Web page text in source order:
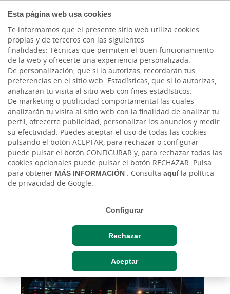
Esta página web usa cookies
Te informamos que el presente sitio web utiliza cookies
propias y de terceros con las siguientes
finalidades: Técnicas que permiten el buen funcionamiento
de la web y ofrecerte una experiencia personalizada.
De personalización, que si lo autorizas, recordarán tus
preferencias en el sitio web. Estadísticas, que si lo autorizas,
analizarán tu visita al sitio web con fines estadísticos.
De marketing o publicidad comportamental las cuales
analizarán tu visita al sitio web con la finalidad de analizar tu
perfil, ofrecerte publicidad, personalizar los anuncios y medir
su efectividad. Puedes aceptar el uso de todas las cookies
pulsando el botón ACEPTAR, para rechazar o configurar
puede pulsar el botón CONFIGURAR y, para rechazar todas las
cookies opcionales puede pulsar el botón RECHAZAR. Pulsa
para obtener MÁS INFORMACIÓN . Consulta aquíla política
de privacidad de Google.
Configurar
Rechazar
Aceptar
Actualidad
Conoce cuáles son los
principales índices
mundiales
Mié, 03/12/2025 - 12:00
funcionan y cuáles son los principales referentes del